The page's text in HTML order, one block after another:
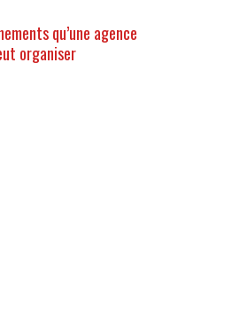
qu’une agence
organiser